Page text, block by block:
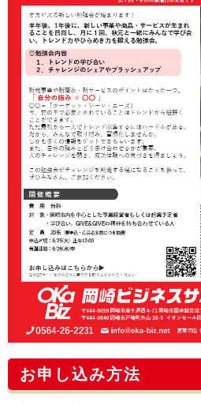
お申し込み方法